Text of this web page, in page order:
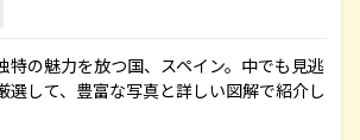
特の魅力を放つ国、スペイン。中でも見逃
選して、豊富な写真と詳しい図解で紹介し